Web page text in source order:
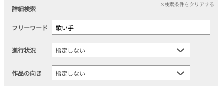
詳細検索
×検索条件をクリアする
フリーワード
進行状況
作品の向き